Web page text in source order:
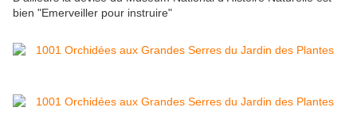
bien "Emerveiller pour instruire"